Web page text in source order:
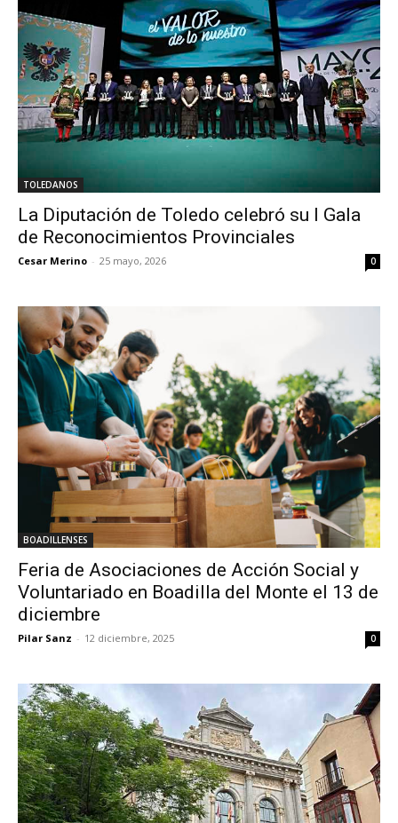
TOLEDANOS
La Diputación de Toledo celebró su I Gala
de Reconocimientos Provinciales
Cesar Merino - 25 mayo, 2026 0
BOADILLENSES
Feria de Asociaciones de Acción Social y
Voluntariado en Boadilla del Monte el 13 de
diciembre
Pilar Sanz - 12 diciembre, 2025 0